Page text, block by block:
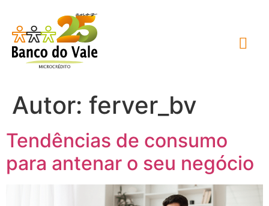
Autor: ferver_bv
Tendências de consumo
para antenar o seu negócio